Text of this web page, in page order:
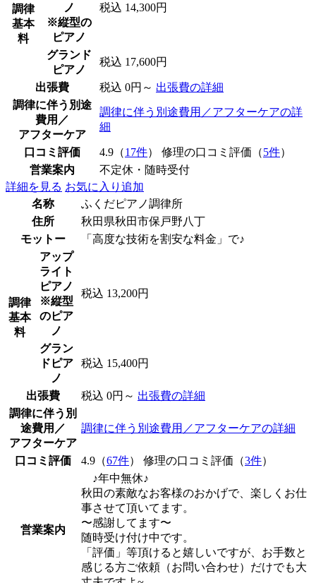
調律
基本
料
ノ
※縦型の
ピアノ
税込 14,300円
グランド
ピアノ
税込 17,600円
出張費 税込 0円～ 出張費の詳細
調律に伴う別途
費用／
アフターケア
調律に伴う別途費用／アフターケアの詳
細
口コミ評価 4.9（17件） 修理の口コミ評価（5件）
営業案内
不定休・随時受付
詳細を見る お気に入り追加
名称
ふくだピアノ調律所
住所
秋田県秋田市保戸野八丁
モットー
「高度な技術を割安な料金」で♪
調律
基本
料
アップ
ライト
ピアノ
※縦型
のピア
ノ
税込 13,200円
グラン
ドピア
ノ
税込 15,400円
出張費 税込 0円～ 出張費の詳細
調律に伴う別
途費用／
アフターケア
調律に伴う別途費用／アフターケアの詳細
口コミ評価 4.9（67件） 修理の口コミ評価（3件）
営業案内
♪年中無休♪
秋田の素敵なお客様のおかげで、楽しくお仕
事させて頂いてます。
〜感謝してます〜
随時受け付け中です。
「評価」等頂けると嬉しいですが、お手数と
感じる方ご依頼（お問い合わせ）だけでも大